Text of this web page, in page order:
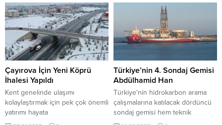
Çayırova İçin Yeni Köprü
İhalesi Yapıldı
Kent genelinde ulaşımı
kolaylaştırmak için pek çok önemli
yatırımı hayata
geçiren Kocaeli Büyükşehir
Türkiye’nin 4. Sondaj Gemisi
Abdülhamid Han
Türkiye'nin hidrokarbon arama
çalışmalarına katılacak dördüncü
sondaj gemisi hem teknik
donanımı hem de fiziki